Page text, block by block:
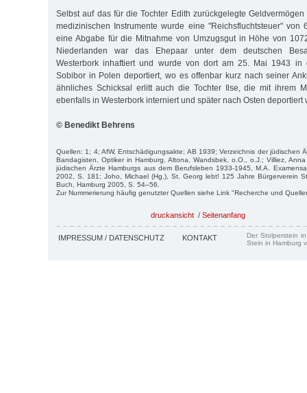
Selbst auf das für die Tochter Edith zurückgelegte
medizinischen Instrumente wurde eine "Reichsfluchtsteuer" von
eine Abgabe für die Mitnahme von Umzugsgut in Höhe von
Niederlanden war das Ehepaar unter dem deutschen
Westerbork inhaftiert und wurde von dort am 25. Mai 1943 in
Sobibor in Polen deportiert, wo es offenbar kurz nach seiner
ähnliches Schicksal erlitt auch die Tochter Ilse, die mit ihrem
ebenfalls in Westerbork interniert und später nach Osten deportiert
© Benedikt Behrens
Quellen: 1; 4; AfW, Entschädigungsakte; AB 1939; Verzeichnis der jüdischen
Bandagisten, Optiker in Hamburg, Altona, Wandsbek, o.O., o.J.; Villiez,
jüdischen Ärzte Hamburgs aus dem Berufsleben 1933-1945, M.A.
2002, S. 181; Joho, Michael (Hg.), St. Georg lebt! 125 Jahre Bürgerverein
Buch, Hamburg 2005, S. 54–56.
Zur Nummerierung häufig genutzter Quellen siehe Link "Recherche und
druckansicht / Seitenanfang
IMPRESSUM / DATENSCHUTZ KONTAKT
Der Stolperstein
Stein in Hamburg